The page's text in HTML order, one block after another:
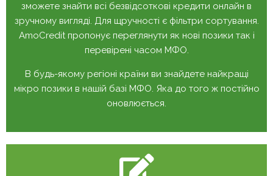
зможете знайти всі безвідсоткові кредити онлайн в
зручному вигляді. Для щручності є фільтри сортування.
AmoCredit пропонує переглянути як нові позики так і
перевірені часом МФО.
В будь-якому регіоні країни ви знайдете найкращі
мікро позики в нашій базі МФО. Яка до того ж постійно
оновлюється.